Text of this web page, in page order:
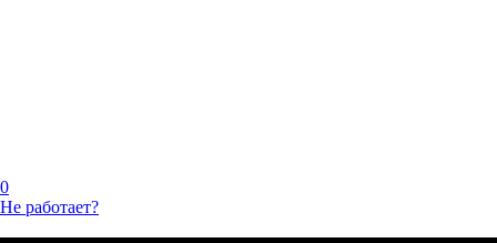
0
Не работает?